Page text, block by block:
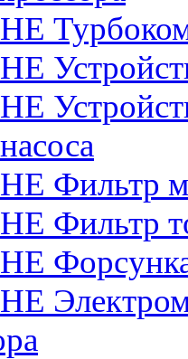
Фильтр
Фильтр